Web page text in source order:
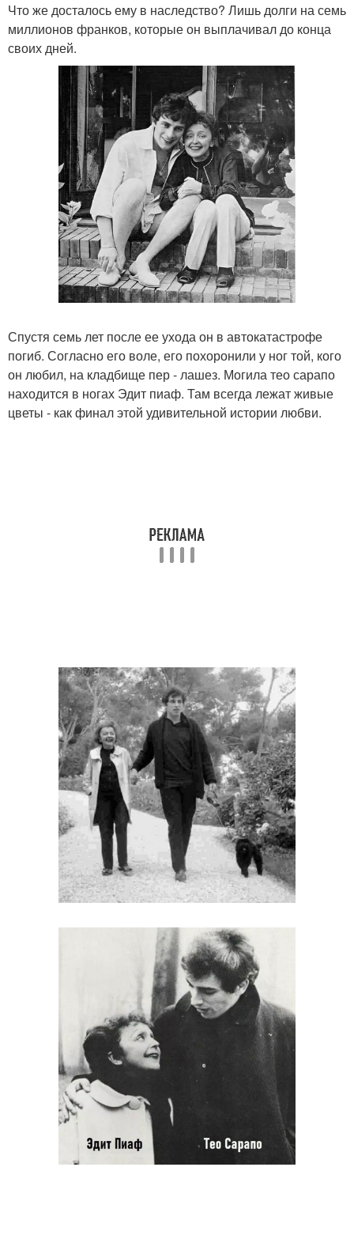
Что же досталось ему в наследство? Лишь долги на семь
миллионов франков, которые он выплачивал до конца
своих дней.
Спустя семь лет после ее ухода он в автокатастрофе
погиб. Согласно его воле, его похоронили у ног той, кого
он любил, на кладбище пер - лашез. Могила тео сарапо
находится в ногах Эдит пиаф. Там всегда лежат живые
цветы - как финал этой удивительной истории любви.